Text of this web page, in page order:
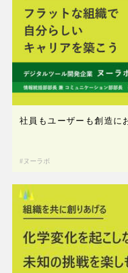
社員もユーザーも創造に
ヌーラボ